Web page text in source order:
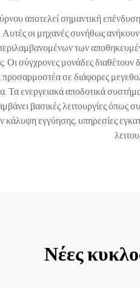
αποτελεί σημαντική
οι μηχανές συνήθως
των
σύγχρονες μονάδες διαθέτουν
σε διάφορες
Τα ενεργειακά αποδοτικά
βασικές λειτουργίες
εγγύησης, υπηρεσίες
Νέες